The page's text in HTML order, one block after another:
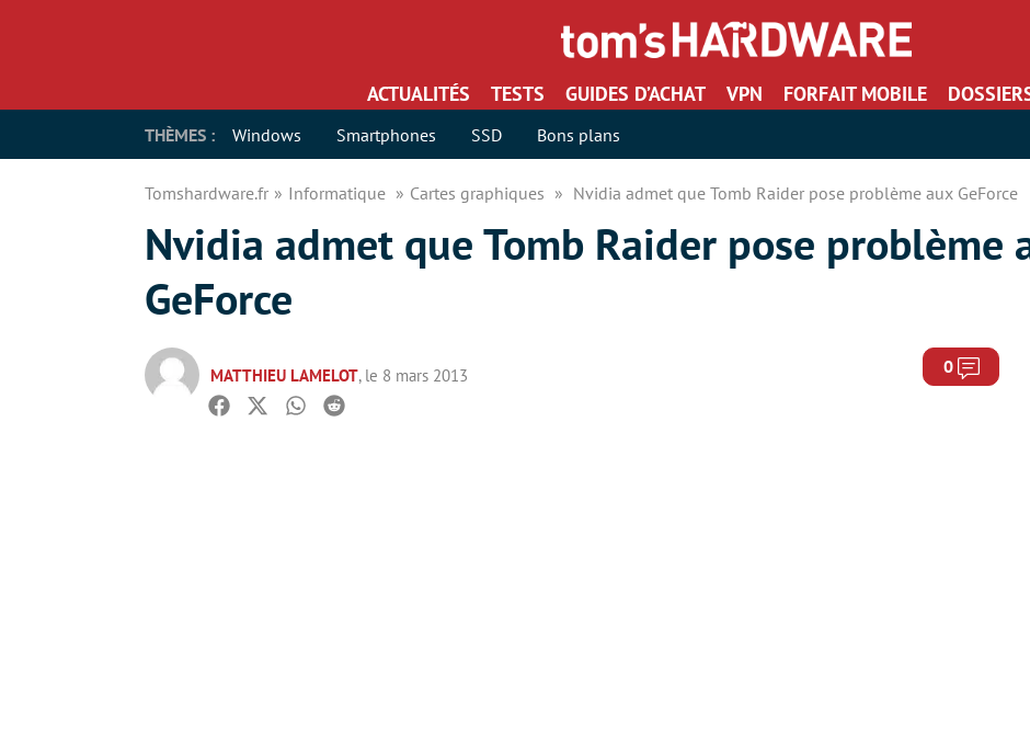
ACTUALITÉS TESTS GUIDES D’ACHAT VPN FORFAIT MOBILE
THÈMES : Windows Smartphones SSD Bons plans
Tomshardware.fr Informatique Cartes graphiques Nvidia admet que Tomb Raider pose problème aux GeForce
Nvidia admet que Tomb Raider pose problème
GeForce
MATTHIEU LAMELOT, le 8 mars 2013 0
Facebook
TwitterWhatsapp
Reddit